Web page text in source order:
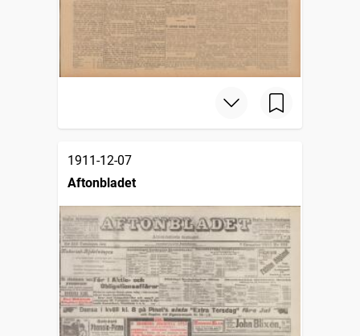
1911-12-07
Aftonbladet